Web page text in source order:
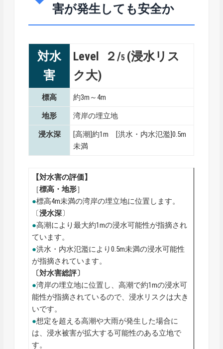
害が発生しても安全か
対水
害
Level ２/5 (浸水リス
ク大)
標高 約3m～4m
地形 湾岸の埋立地
浸水深
[高潮]約1m [洪水・内水氾濫]0.5m
未満
【対水害の評価】
［標高・地形］
●標高4m未満の湾岸の埋立地に位置します。
〔浸水深〕
●高潮により最大約1mの浸水可能性が指摘され
ています。
●洪水・内水氾濫により0.5m未満の浸水可能性
が指摘されています。
〔対水害総評〕
●湾岸の埋立地に位置し、高潮で約1mの浸水可
能性が指摘されているので、浸水リスクは大き
いです。
●想定を超える高潮や大雨が発生した場合に
は、浸水被害が拡大する可能性のある立地で
す。